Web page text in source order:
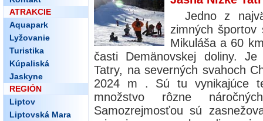
ATRAKCIE
Aquapark
Lyžovanie
Turistika
Kúpaliská
Jaskyne
REGIÓN
Liptov
Liptovská Mara
Jedno z
zimných
Mikuláša a 60
časti Demänovskej doliny.
Tatry, na severných svahoch
2024 m . Sú tu vynikajúce
množstvo rôzne
Samozrejmosťou sú